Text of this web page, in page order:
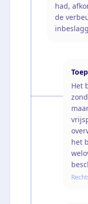
had,
de
Het
het